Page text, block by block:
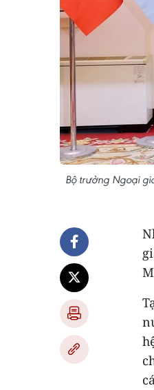
Bộ trưởng Ngoại